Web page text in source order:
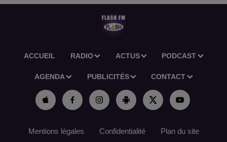
ACCUEIL RADIO ACTUS PODCAST
AGENDA PUBLICITÉS CONTACT
Mentions légales Confidentialité Plan du site